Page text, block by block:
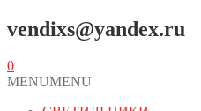
vendixs@yandex.ru
0
MENUMENU